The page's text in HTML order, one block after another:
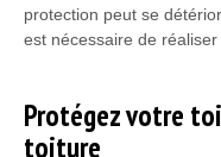
protection peut se
est nécessaire de
Protégez votre
toiture